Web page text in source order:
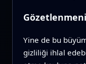
Yine de bu
gizliliği ihlal